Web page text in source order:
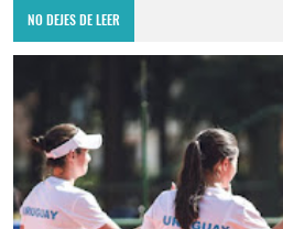
NO DEJES DE LEER